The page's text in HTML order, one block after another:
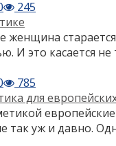
245
женщина
И это касается не
785
для
так уж и давно.